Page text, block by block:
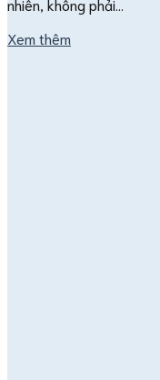
nhiên, không phải…
Xem thêm